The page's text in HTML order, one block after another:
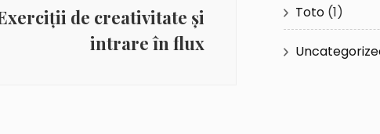
de creativitate şi
intrare în flux
Toto(1)